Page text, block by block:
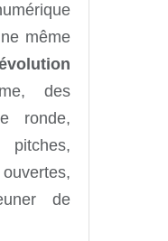
même
des
ronde,
de